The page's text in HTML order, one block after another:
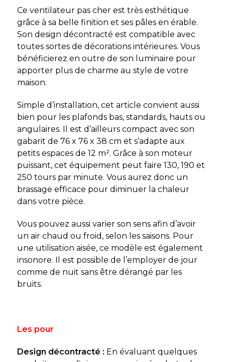
Ce ventilateur pas cher est très esthétique
grâce à sa belle finition et ses pâles en érable.
Son design décontracté est compatible avec
toutes sortes de décorations intérieures. Vous
bénéficierez en outre de son luminaire pour
apporter plus de charme au style de votre
maison.
Simple d’installation, cet article convient aussi
bien pour les plafonds bas, standards, hauts ou
angulaires. Il est d’ailleurs compact avec son
gabarit de 76 x 76 x 38 cm et s’adapte aux
petits espaces de 12 m². Grâce à son moteur
puissant, cet équipement peut faire 130, 190 et
250 tours par minute. Vous aurez donc un
brassage efficace pour diminuer la chaleur
dans votre pièce.
Vous pouvez aussi varier son sens afin d’avoir
un air chaud ou froid, selon les saisons. Pour
une utilisation aisée, ce modèle est également
insonore. Il est possible de l’employer de jour
comme de nuit sans être dérangé par les
bruits.
Les pour
Design décontracté : En évaluant quelques